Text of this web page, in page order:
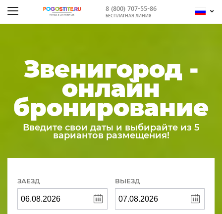
8 (800) 707-55-86
БЕСПЛАТНАЯ ЛИНИЯ
Звенигород -
онлайн
бронирование
Введите свои даты и выбирайте из 5
вариантов размещения!
ЗАЕЗД ВЫЕЗД